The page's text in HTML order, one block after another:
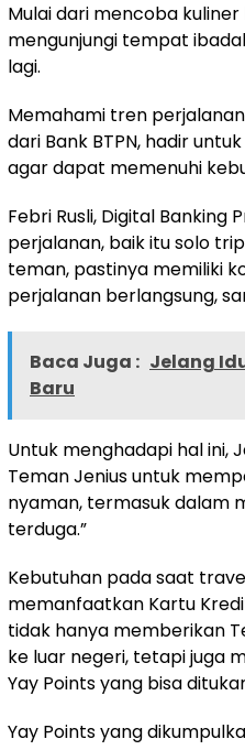
Mulai dari mencoba
mengunjungi tempat
lagi.
Memahami tren
dari Bank BTPN, hadir
agar dapat memenuhi
Febri Rusli, Digital Banking
perjalanan, baik itu solo
teman, pastinya memiliki
perjalanan berlangsung,
Baca Juga : Jelang
Baru
Untuk menghadapi hal ini,
Teman Jenius untuk
nyaman, termasuk dalam
terduga.”
Kebutuhan pada saat
memanfaatkan Kartu
tidak hanya memberikan
ke luar negeri, tetapi juga
Yay Points yang bisa
Yay Points yang